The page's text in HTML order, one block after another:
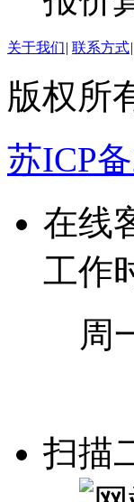
关于我们| 联系方式|
版权所
苏ICP
在线
工作
周
扫描